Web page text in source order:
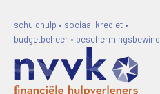
schuldhulp • sociaal krediet •
budgetbeheer • beschermingsbewind